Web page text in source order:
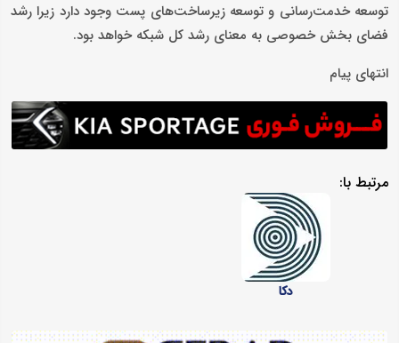
توسعه خدمت‌رسانی و توسعه زیرساخت‌های پست وجود دارد زیرا رشد
فضای بخش خصوصی به معنای رشد کل شبکه خواهد بود.
انتهای پیام
مرتبط با:
دکا